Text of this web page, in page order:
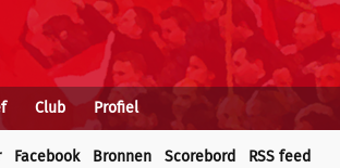
Club Profiel
Facebook Bronnen Scorebord RSS feed